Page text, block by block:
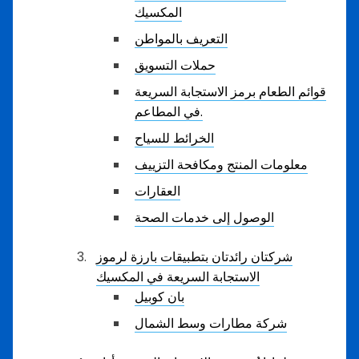
المكسيك
التعريف بالمواطن
حملات التسويق
قوائم الطعام برمز الاستجابة السريعة
في المطاعم.
الخرائط للسياح
معلومات المنتج ومكافحة التزييف
العقارات
الوصول إلى خدمات الصحة
شركتان رائدتان بتطبيقات بارزة لرموز
الاستجابة السريعة في المكسيك
بان كوبيل
شركة مطارات وسط الشمال